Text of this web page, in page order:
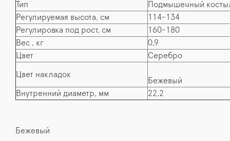
Тип
Подмышечный
Регулируемая высота, см
114-134
Регулировка под рост, см
160-180
Вес , кг
0,9
Цвет
Серебро
Цвет накладок
Бежевый
Внутренний диаметр, мм
22,2
Бежевый